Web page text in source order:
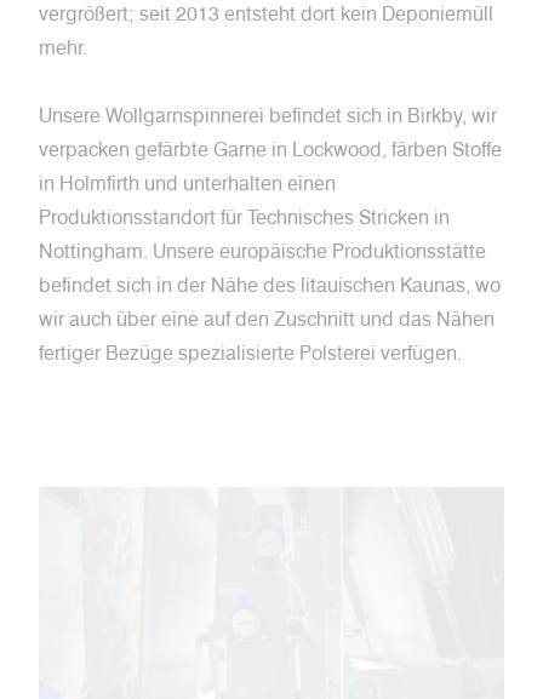
vergrößert; seit 2013 entsteht dort kein Deponiemüll
mehr.
Unsere Wollgarnspinnerei befindet sich in Birkby, wir
verpacken gefärbte Garne in Lockwood, färben Stoffe
in Holmfirth und unterhalten einen
Produktionsstandort für Technisches Stricken in
Nottingham. Unsere europäische Produktionsstätte
befindet sich in der Nähe des litauischen Kaunas, wo
wir auch über eine auf den Zuschnitt und das Nähen
fertiger Bezüge spezialisierte Polsterei verfügen.